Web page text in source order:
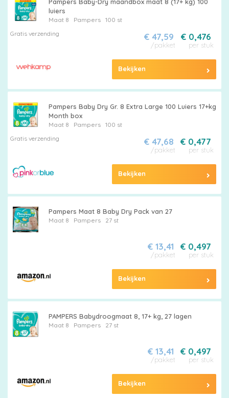
luiers
Maat 8 Pampers
100 st
Gratis verzending
€ 0,476
per stuk
€ 47,59
/pakket
Bekijken
Pampers Baby Dry Gr. 8 Extra Large 100 Luiers 17+kg
Month box
Maat 8 Pampers
100 st
Gratis verzending
€ 0,477
per stuk
€ 47,68
/pakket
Bekijken
Pampers Maat 8 Baby Dry Pack van 27
Maat 8 Pampers 27 st
€ 0,497
per stuk
€ 13,41
/pakket
Bekijken
PAMPERS Babydroogmaat 8, 17+ kg, 27 lagen
Maat 8 Pampers 27 st
€ 0,497
per stuk
€ 13,41
/pakket
Bekijken